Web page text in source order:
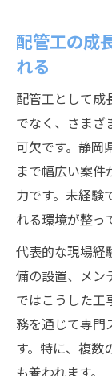
配管工の成
れる
配管工として成
でなく、さまざ
可欠です。静岡
まで幅広い案
力です。未経験
れる環境が整っ
代表的な現場経
備の設置、メン
ではこうした工
務を通じて専門
す。特に、複数
も養われます。